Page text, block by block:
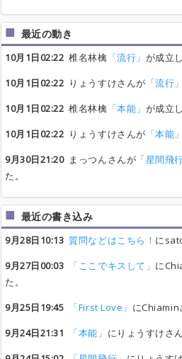
最近の動き
10月1日02:22 椎名林檎 「流行」 が成立
10月1日02:22 りょうすけさんが 「流行」
10月1日02:22 椎名林檎 「本能」 が成立
10月1日02:22 りょうすけさんが 「本能」
9月30日21:20まっつんさんが 「星間飛
た。
最近の書き込み
9月28日10:13 質問などはこちら！ に
9月27日00:03
「ここでキスして」 に
た。
9月25日19:45
「First Love」 にChiamin
9月24日21:31
「本能」 にりょうすけさ